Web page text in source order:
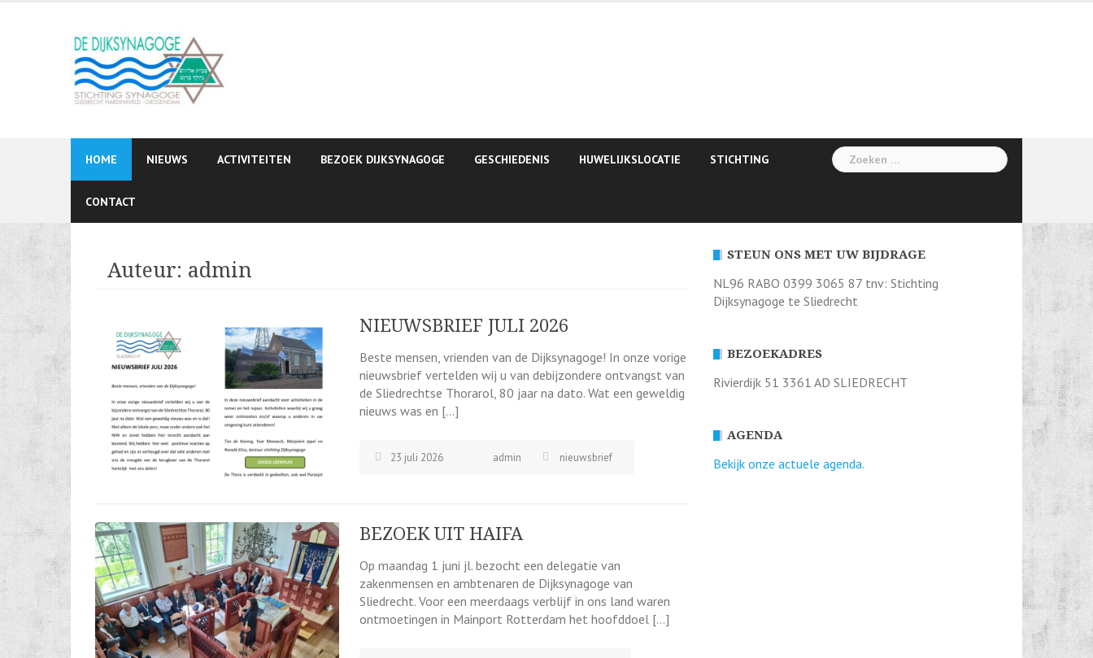
HOME NIEUWS ACTIVITEITEN BEZOEK DIJKSYNAGOGE GESCHIEDENIS HUWELIJKSLOCATIE STICHTING
CONTACT
Zoeken
naar:
Auteur: admin
NIEUWSBRIEF JULI 2026
Beste mensen, vrienden van de Dijksynagoge! In onze vorige
nieuwsbrief vertelden wij u van debijzondere ontvangst van
de Sliedrechtse Thorarol, 80 jaar na dato. Wat een geweldig
nieuws was en […]
23 juli 2026 admin nieuwsbrief
BEZOEK UIT HAIFA
Op maandag 1 juni jl. bezocht een delegatie van
zakenmensen en ambtenaren de Dijksynagoge van
Sliedrecht. Voor een meerdaags verblijf in ons land waren
ontmoetingen in Mainport Rotterdam het hoofddoel […]
STEUN ONS MET UW BIJDRAGE
NL96 RABO 0399 3065 87 tnv: Stichting
Dijksynagoge te Sliedrecht
BEZOEKADRES
Rivierdijk 51 3361 AD SLIEDRECHT
AGENDA
Bekijk onze actuele agenda.